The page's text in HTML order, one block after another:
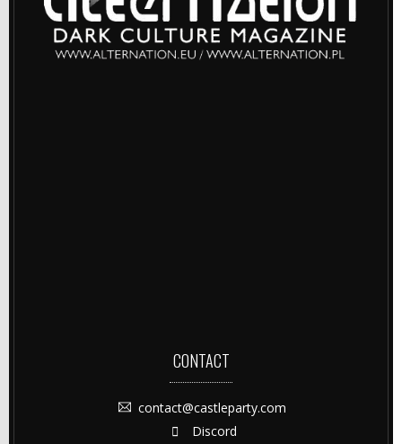
CONTACT
contact@castleparty.com
Discord